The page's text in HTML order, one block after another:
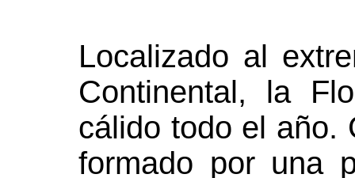
Localizado al
Continental, la
cálido todo el año.
formado por una